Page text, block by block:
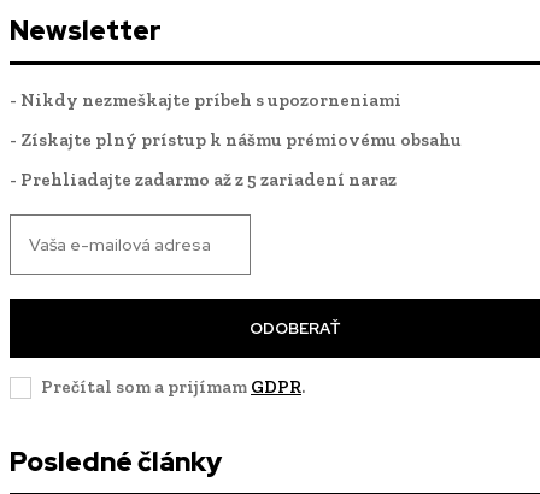
Newsletter
- Nikdy nezmeškajte príbeh s upozorneniami
- Získajte plný prístup k nášmu prémiovému obsahu
- Prehliadajte zadarmo až z 5 zariadení naraz
ODOBERAŤ
Prečítal som a prijímam GDPR.
Posledné články